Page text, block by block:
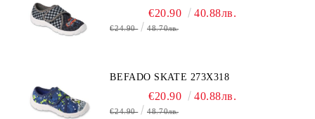
€20.90 40.88лв.
€24.90 48.70лв.
BEFADO SKATE 273X318
€20.90 40.88лв.
€24.90 48.70лв.